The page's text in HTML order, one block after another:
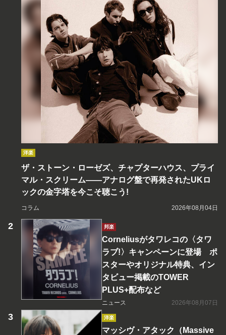
洋楽
ザ・ストーン・ローゼズ、チャプターハウス、プライ
マル・スクリーム――アナログ盤で再発されたUKロ
ックの金字塔を今こそ聴こう!
コラム 2026年08月04日
邦楽
Corneliusがタワレコの〈タワ
ラブ!〉キャンペーンに登場 ポ
スターやオリジナル特典、イン
タビュー掲載のTOWER
PLUS+配布など
ニュース 2026年08月07日
洋楽
マッシヴ・アタック（Massive